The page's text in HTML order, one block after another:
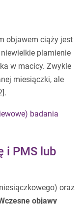
objawem ciąży jest
plamienie
w macicy. Zwykle
miesiączki, ale
badania
i PMS lub
oraz
objawy